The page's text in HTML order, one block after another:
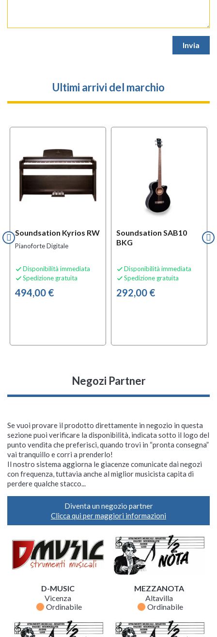
Ultimi arrivi del marchio
Soundsation Kyrios RW
Pianoforte Digitale
 Disponibilità immediata
 Spedizione gratuita
494,00 €
Soundsation SAB10
BKG
 Disponibilità immediata
 Spedizione gratuita
292,00 €
Negozi Partner
Se vuoi provare il prodotto direttamente in negozio in questa
sezione puoi verificare la disponibilità, indicata sotto il logo del
punto vendita che preferisci, quando trovi in “pronta consegna”
vai tranquillo e corri a prenderlo!
Il nostro sistema aggiorna le giacenze comunicate dai negozi
con frequenza, tuttavia anche al miglior musicista capita di
perdere qualche stacco...
Diventa un negozio partner
Clicca qui per maggiori informazioni
D-MUSIC
Vicenza
fiber_manual_record Ordinabile
MEZZANOTA
Altavilla
fiber_manual_record Ordinabile